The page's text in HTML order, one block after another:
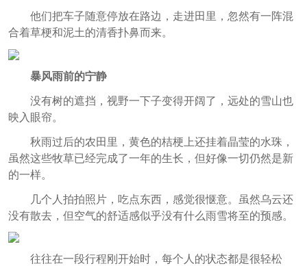
他们把车子随意停放在路边，走进田里，忽然有一阵混
合着草梗和泥土的清香扑鼻而来。
暴风雨前的宁静
没有树的遮挡，视野一下子变得开阔了，远处的雪山也
映入眼帘。
秋雨过后的农田里，黄色的桔梗上还挂着晶莹的水珠，
虽然这些牧草已经完成了一年的生长，但好像一切仍然是新
的一样。
几个人拍拍照片，吃点东西，感觉很惬意。虽然乌云还
没有散去，但空气的舒适感似乎没有什么雨雪将至的预感。
往往在一段行程刚开始时，每个人的状态都是很轻松